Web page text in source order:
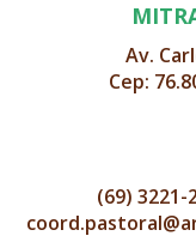
Av.
Cep:
(69)